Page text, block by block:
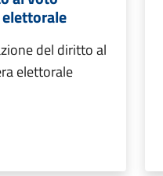
del diritto al
elettorale